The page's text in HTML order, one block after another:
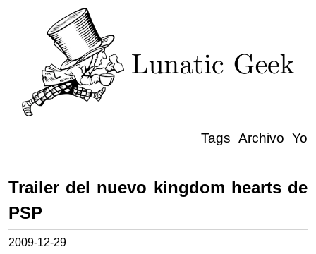
Tags Archivo Yo
Trailer del nuevo kingdom hearts de
PSP
2009-12-29